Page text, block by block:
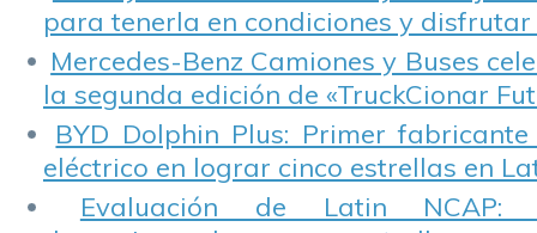
para tenerla en condiciones y disfrutar
Mercedes-Benz Camiones y Buses
la segunda edición de «TruckCionar
BYD Dolphin Plus: Primer
eléctrico en lograr cinco estrellas en
Evaluación de Latin NCAP: